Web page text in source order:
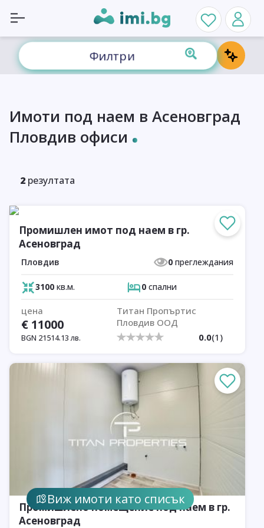
Филтри
Виж имоти като списък
Имоти под наем в Асеновград
Пловдив офиси
2 резултата
Промишлен имот под наем в гр.
Асеновград
Пловдив 0 преглеждания
3100 кв.м. 0 спални
цена
€ 11000
BGN 21514.13лв.
Титан Пропъртис
Пловдив ООД
0.0(1 )
Промишлено помещение под наем в гр.
Асеновград